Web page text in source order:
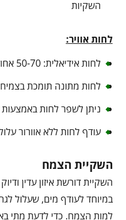
השקיות
לחות אוויר:
לחות אידיאלית: 50-70 אחוז
לחות מתונה תומכת
ניתן לשפר לחות באמצעות
עודף לחות ללא אוורור
השקיית הצמח
השקיית דורשת איזון עדין
במיוחד לעודף מים, שעלול
למות הצמח. כדי לדעת מתי